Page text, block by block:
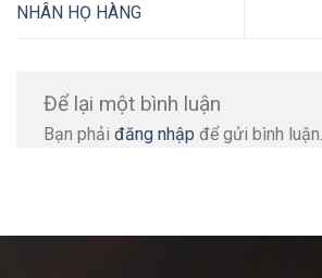
NHÂN HỌ HÀNG
Để lại một bình luận
Bạn phải đăng nhập để gửi bình luận.